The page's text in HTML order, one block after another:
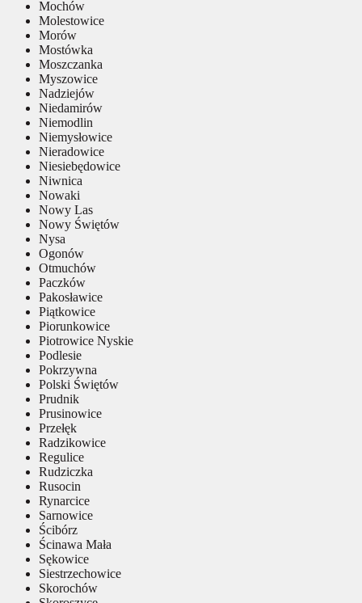
Mochów
Molestowice
Morów
Mostówka
Moszczanka
Myszowice
Nadziejów
Niedamirów
Niemodlin
Niemysłowice
Nieradowice
Niesiebędowice
Niwnica
Nowaki
Nowy Las
Nowy Świętów
Nysa
Ogonów
Otmuchów
Paczków
Pakosławice
Piątkowice
Piorunkowice
Piotrowice Nyskie
Podlesie
Pokrzywna
Polski Świętów
Prudnik
Prusinowice
Przełęk
Radzikowice
Regulice
Rudziczka
Rusocin
Rynarcice
Sarnowice
Ścibórz
Ścinawa Mała
Sękowice
Siestrzechowice
Skorochów